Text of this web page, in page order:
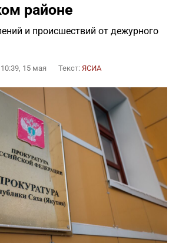
районе
и происшествий от дежурного
10:39, 15 мая Текст: ЯСИА